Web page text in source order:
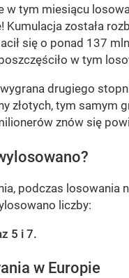
w tym miesiącu
Kumulacja została
się o ponad 137
w tym
wygrana drugiego
złotych, tym samym
znów się
podczas losowania
liczby:
5 i 7.
w Europie